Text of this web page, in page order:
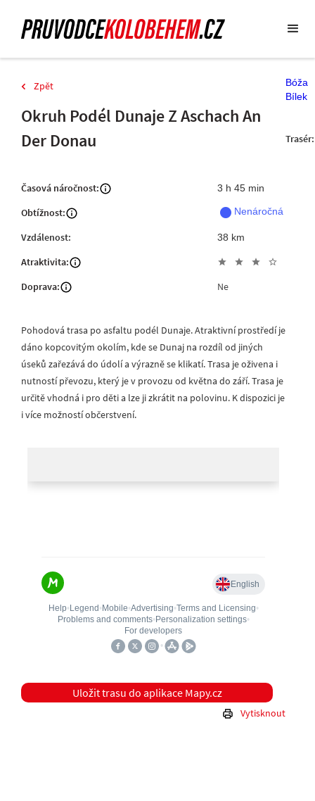
Obtížnost:
3 h 45 min
Trasér:
Zpět
Vzdálenost:
Okruh Podél Dunaje Z Aschach An
Der Donau
Bóža
Bílek
fiber_manual_record Nenáročná
38 km
Doprava:
Atraktivita:
Časová náročnost:
Vytisknout
Uložit trasu do aplikace Mapy.cz
star star star star_outline
Ne
Pohodová trasa po asfaltu podél Dunaje. Atraktivní prostředí je
dáno kopcovitým okolím, kde se Dunaj na rozdíl od jiných
úseků zařezává do údolí a výrazně se klikatí. Trasa je oživena i
nutností převozu, který je v provozu od května do září. Trasa je
určitě vhodná i pro děti a lze ji zkrátit na polovinu. K dispozici je
i více možností občerstvení.